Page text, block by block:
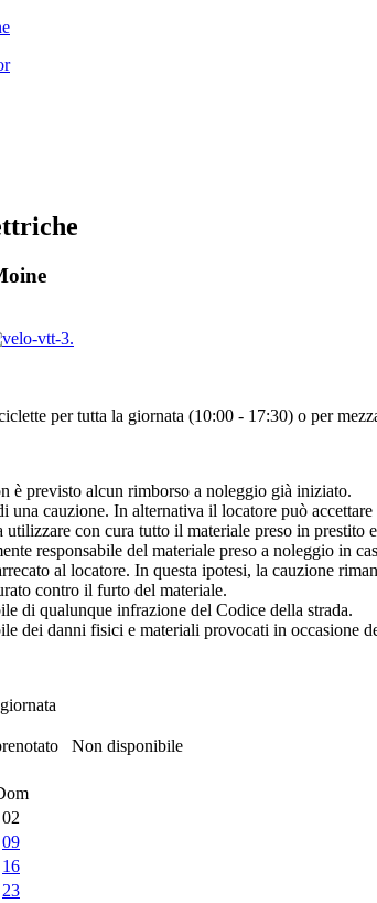
per tutta la giornata (10:00 - 17:30) o per
è previsto alcun rimborso a noleggio già iniziato.
una cauzione. In alternativa il locatore può
utilizzare con cura tutto il materiale preso in prestito
responsabile del materiale preso a noleggio in
al locatore. In questa ipotesi, la cauzione
contro il furto del materiale.
di qualunque infrazione del Codice della strada.
dei danni fisici e materiali provocati in occasione
Non disponibile
02
09
16
23